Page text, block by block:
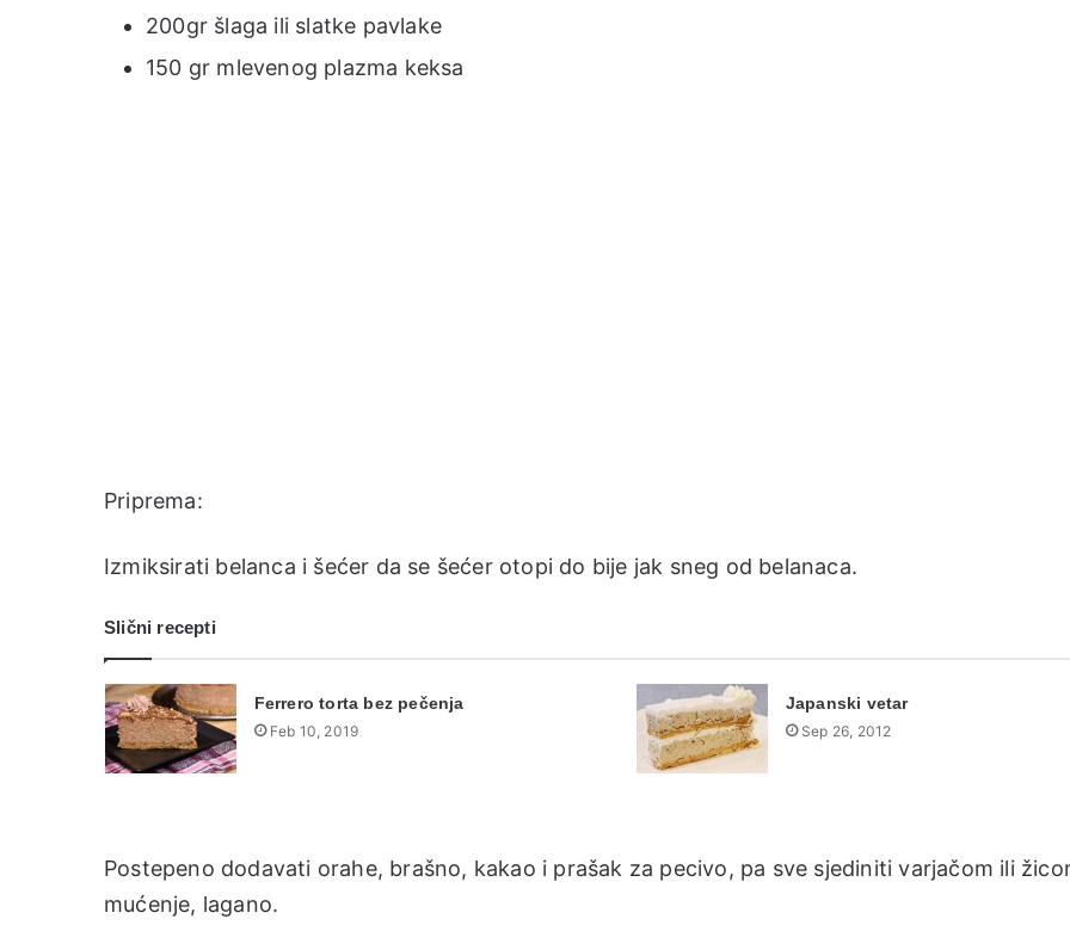
200gr šlaga ili slatke pavlake
150 gr mlevenog plazma keksa
Priprema:
Izmiksirati belanca i šećer da se šećer otopi do bije jak sneg od belanaca.
Slični recepti
Ferrero torta bez pečenja
Feb 10, 2019
Japanski vetar
Sep 26, 2012
Postepeno dodavati orahe, brašno, kakao i prašak za pecivo, pa sve sjediniti varjačom ili
mućenje, lagano.